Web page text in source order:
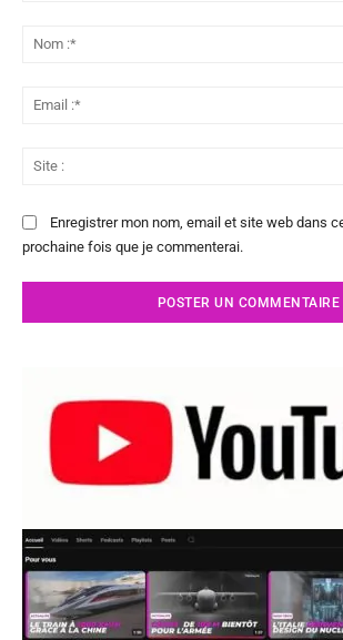
Enregistrer mon nom, email et site web dans
prochaine fois que je commenterai.